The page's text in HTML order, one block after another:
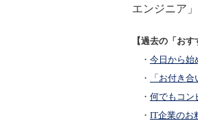
エンジニア
【過去の「お
・ 今日から始
・
「お付き
・ 何でもコン
・ IT企業のお